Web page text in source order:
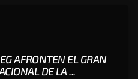
AFRONTEN EL GRAN
DE LA ...